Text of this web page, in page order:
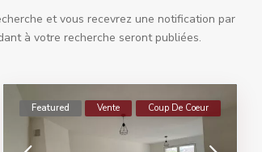
et vous recevrez une notification par
à votre recherche seront publiées.
Featured Vente Coup De Coeur